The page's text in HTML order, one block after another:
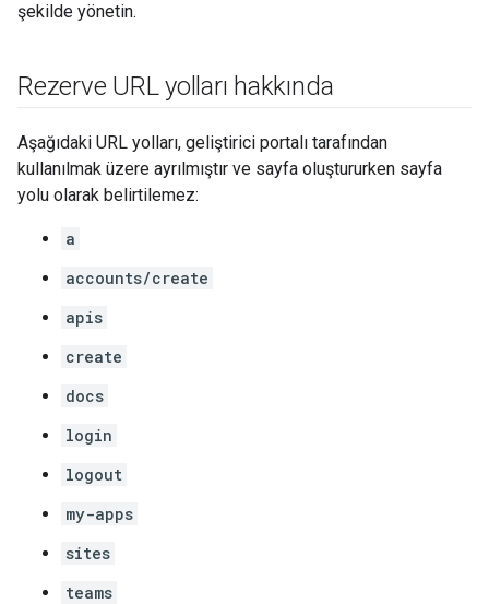
şekilde yönetin.
Rezerve URL yolları hakkında
Aşağıdaki URL yolları, geliştirici portalı tarafından
kullanılmak üzere ayrılmıştır ve sayfa oluştururken sayfa
yolu olarak belirtilemez:
a
accounts/create
apis
create
docs
login
logout
my-apps
sites
teams